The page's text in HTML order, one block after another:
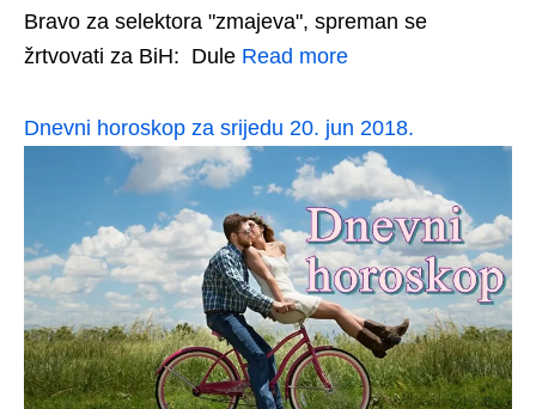
Bravo za selektora "zmajeva", spreman se
žrtvovati za BiH: Dule Read more
Dnevni horoskop za srijedu 20. jun 2018.